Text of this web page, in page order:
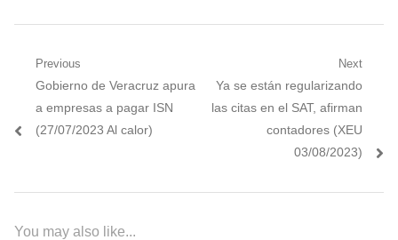
Navegación
entradas
Previous
Previous
post:
Gobierno de Veracruz apura
a empresas a pagar ISN
(27/07/2023 Al calor)
Next
Next
post:
Ya se están regularizando
las citas en el SAT, afirman
contadores (XEU
03/08/2023)
You may also like...